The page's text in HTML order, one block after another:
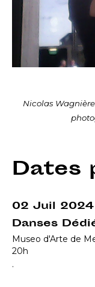
Nicolas
Dates
02 Juil 2024
Danses
Museo d'Arte de
20h
.